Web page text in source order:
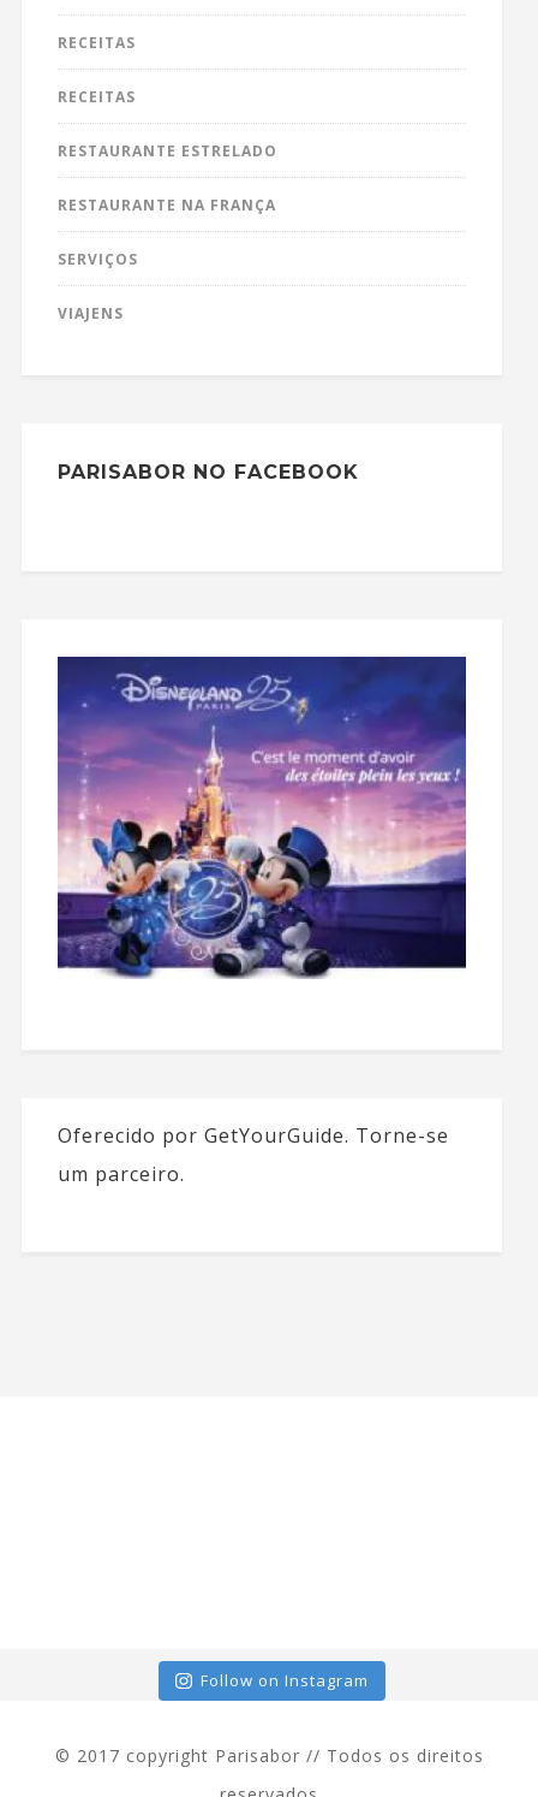
RECEITAS
RECEITAS
RESTAURANTE ESTRELADO
RESTAURANTE NA FRANÇA
SERVIÇOS
VIAJENS
PARISABOR NO FACEBOOK
Oferecido por GetYourGuide. Torne-se
um parceiro.
Follow on Instagram
© 2017 copyright Parisabor // Todos os direitos